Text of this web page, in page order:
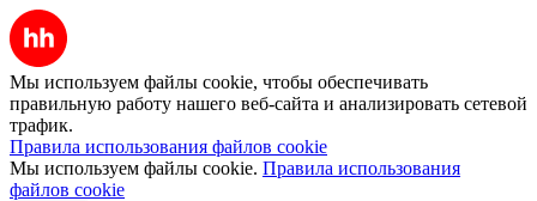
Мы используем файлы cookie, чтобы обеспечивать
правильную работу нашего веб-сайта и анализировать сетевой
трафик.
Правила использования файлов cookie
Мы используем файлы cookie. Правила использования
файлов cookie